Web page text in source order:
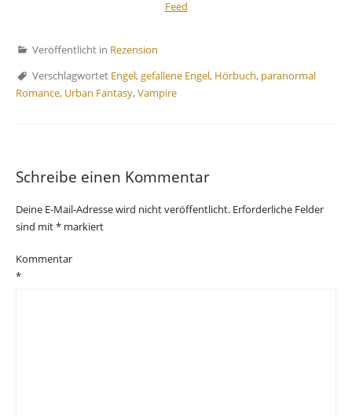
Veröffentlicht in Rezension
Verschlagwortet Engel,gefallene Engel, Hörbuch, paranormal
Romance, Urban Fantasy,Vampire
Schreibe einen Kommentar
Deine E-Mail-Adresse wird nicht veröffentlicht. Erforderliche Felder
sind mit* markiert
Kommentar
*